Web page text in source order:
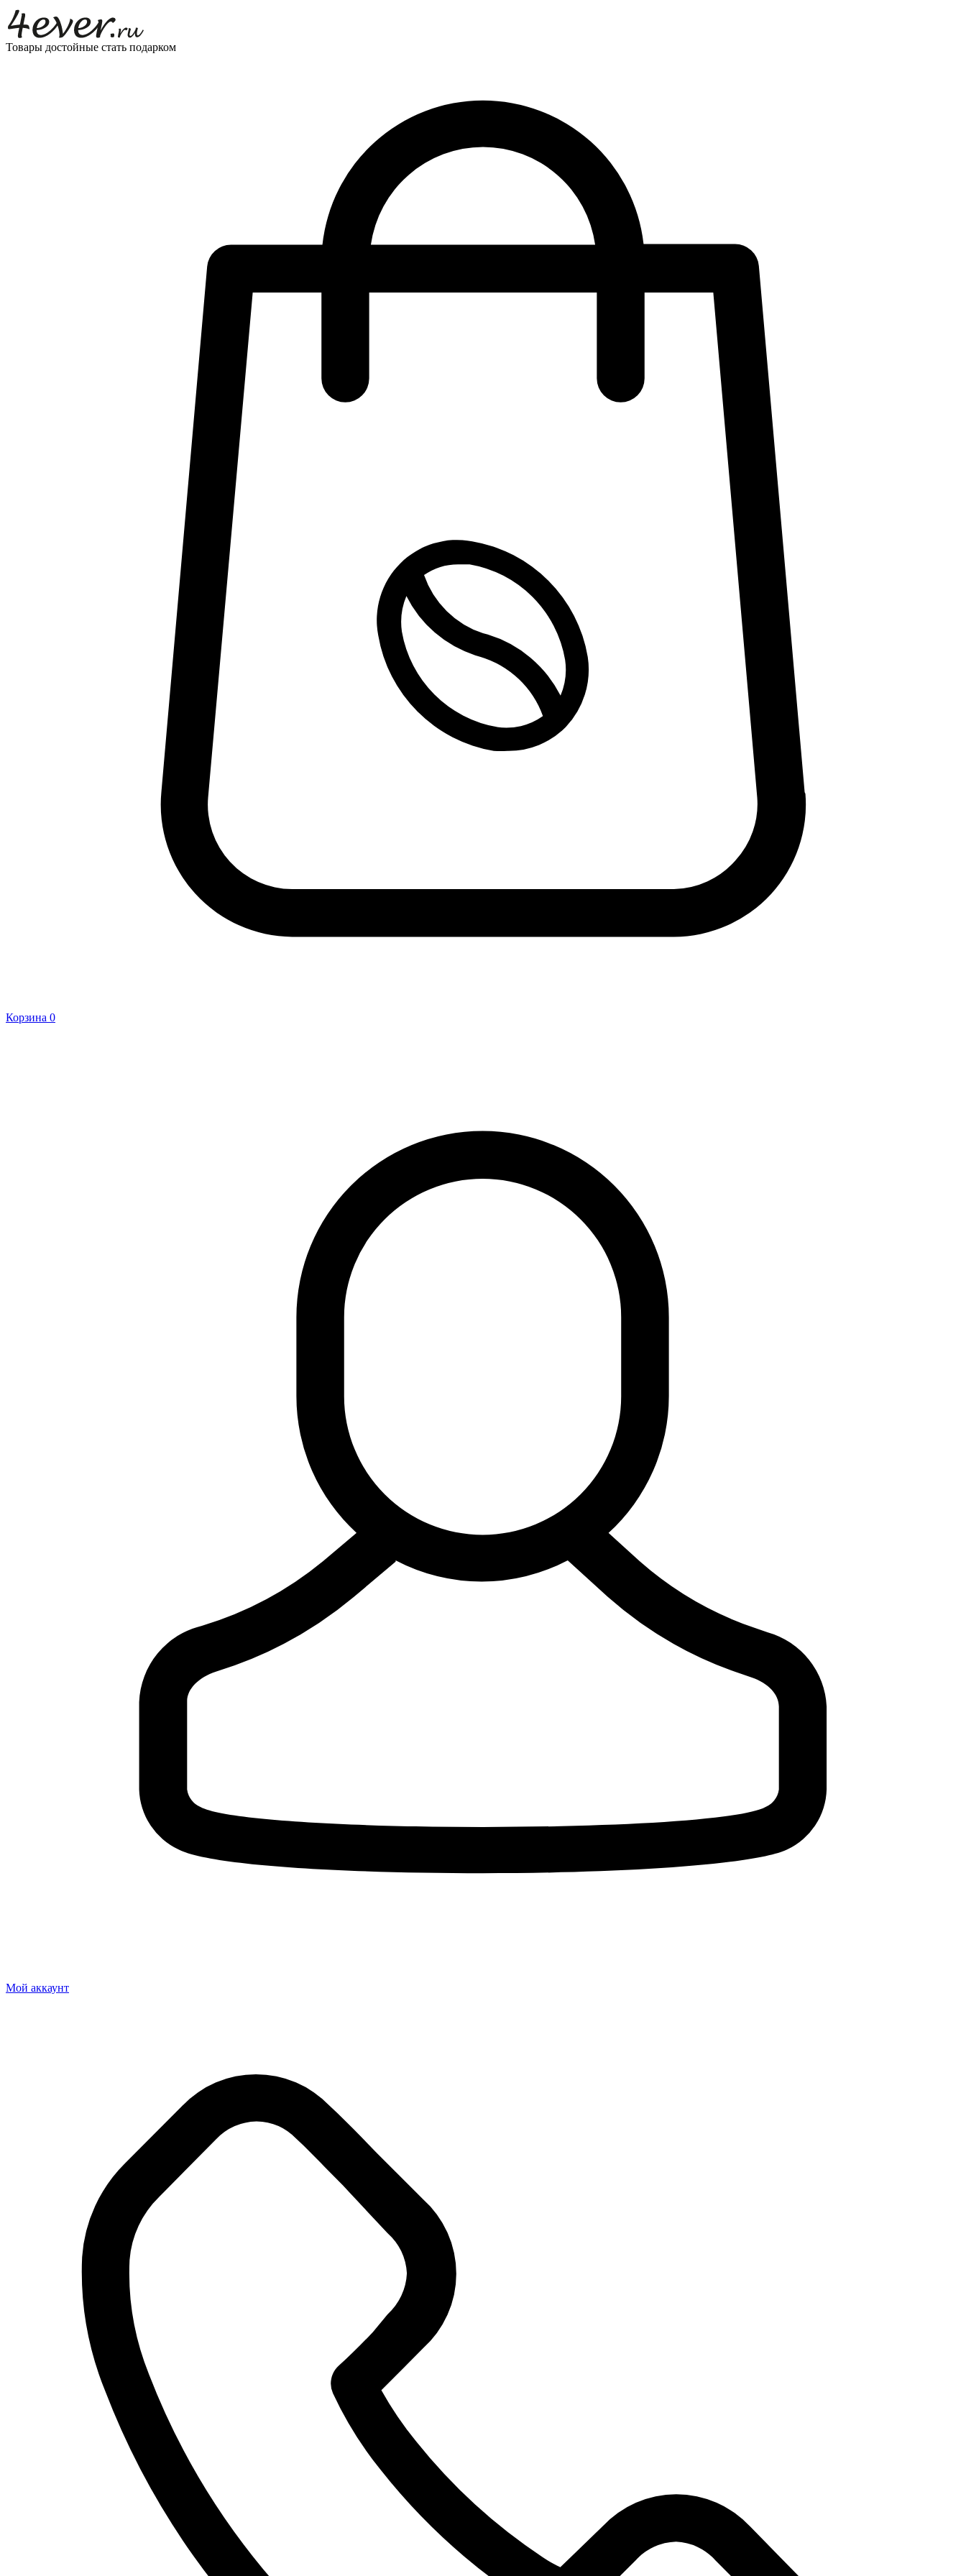
Товары достойные стать подарком
Корзина 0
Мой аккаунт